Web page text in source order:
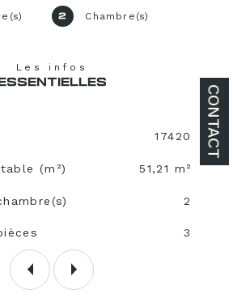
CONTACT
2 Chambre(s)
Les infos
ESSENTIELLES
17420
(m²) 51,21 m²
2
3